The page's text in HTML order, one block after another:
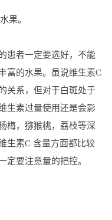
果。
者一定要选好，不能
富的水果。虽说维生素C
关系，但对于白斑处于
生素过量使用还是会影
梅，猕猴桃，荔枝等深
生素C 含量方面都比较
定要注意量的把控。